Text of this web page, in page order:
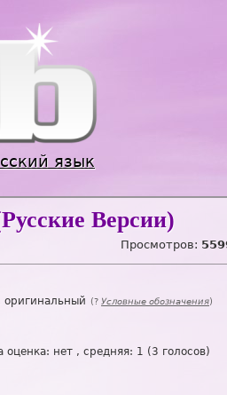
язык
Версии)
Просмотров:
оригинальный (? Условные обозначения)
оценка: нет , средняя: 1 ( 3 голосов)